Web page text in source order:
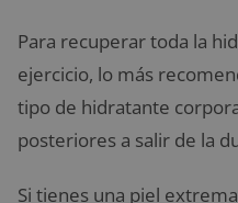
Para recuperar toda la
ejercicio, lo más
tipo de hidratante
posteriores a salir de la
Si tienes una piel